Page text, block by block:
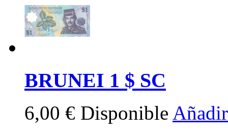
BRUNEI 1 $ SC
6,00 € Disponible